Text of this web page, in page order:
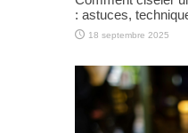
: astuces,
18 septembre 2025